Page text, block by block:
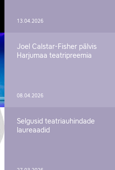
13.04.2026
Joel Calstar-Fisher pälvis
Harjumaa teatripreemia
08.04.2026
Selgusid teatriauhindade
laureaadid